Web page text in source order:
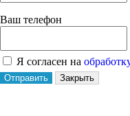
Ваш телефон
Я согласен на
Отправить Закрыть